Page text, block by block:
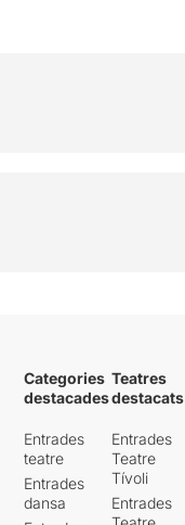
Categories
destacades
Entrades
teatre
Entrades
dansa
Teatres
destacats
Entrades
Teatre
Tívoli
Entrades